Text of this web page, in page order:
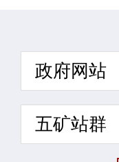
政府网站
五矿站群